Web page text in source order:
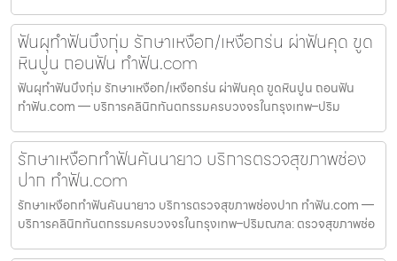
ฟันผุทำฟันบึงกุ่ม รักษาเหงือก/เหงือกร่น ผ่าฟันคุด ขูด
หินปูน ถอนฟัน ทำฟัน.com
ฟันผุทำฟันบึงกุ่ม รักษาเหงือก/เหงือกร่น ผ่าฟันคุด ขูดหินปูน ถอนฟัน
ทำฟัน.com — บริการคลินิกทันตกรรมครบวงจรในกรุงเทพ–ปริม
รักษาเหงือกทำฟันคันนายาว บริการตรวจสุขภาพช่อง
ปาก ทำฟัน.com
รักษาเหงือกทำฟันคันนายาว บริการตรวจสุขภาพช่องปาก ทำฟัน.com —
บริการคลินิกทันตกรรมครบวงจรในกรุงเทพ–ปริมณฑล: ตรวจสุขภาพช่อ